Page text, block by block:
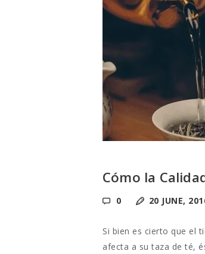
Cómo la
0 20 JUNE,
Si bien es cierto que el
afecta a su taza de té,